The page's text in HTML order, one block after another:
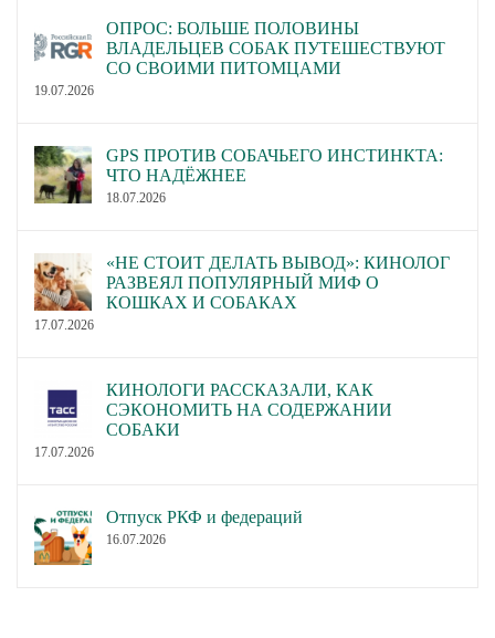
ОПРОС: БОЛЬШЕ ПОЛОВИНЫ
ВЛАДЕЛЬЦЕВ СОБАК ПУТЕШЕСТВУЮТ
СО СВОИМИ ПИТОМЦАМИ
19.07.2026
GPS ПРОТИВ СОБАЧЬЕГО ИНСТИНКТА:
ЧТО НАДЁЖНЕЕ
18.07.2026
«НЕ СТОИТ ДЕЛАТЬ ВЫВОД»: КИНОЛОГ
РАЗВЕЯЛ ПОПУЛЯРНЫЙ МИФ О
КОШКАХ И СОБАКАХ
17.07.2026
КИНОЛОГИ РАССКАЗАЛИ, КАК
СЭКОНОМИТЬ НА СОДЕРЖАНИИ
СОБАКИ
17.07.2026
Отпуск РКФ и федераций
16.07.2026